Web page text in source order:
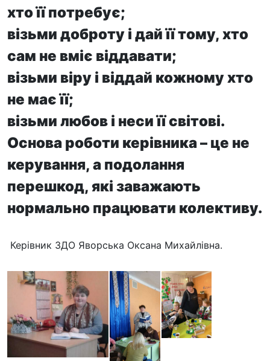
хто її потребує;
візьми доброту і дай її тому, хто
сам не вміє віддавати;
візьми віру і віддай кожному хто
не має її;
візьми любов і неси її світові.
Основа роботи керівника – це не
керування, а подолання
перешкод, які заважають
нормально працювати колективу.
Керівник ЗДО Яворська Оксана Михайлівна.